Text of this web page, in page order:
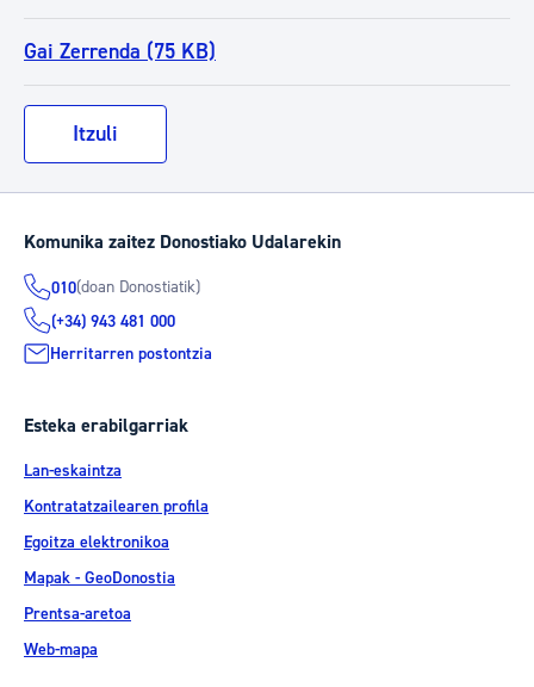
Gai Zerrenda (75 KB)
Itzuli
Komunika zaitez Donostiako Udalarekin
010(doan Donostiatik)
(+34) 943 481 000
Herritarren postontzia
Esteka erabilgarriak
Lan-eskaintza
Kontratatzailearen profila
Egoitza elektronikoa
Mapak - GeoDonostia
Prentsa-aretoa
Web-mapa